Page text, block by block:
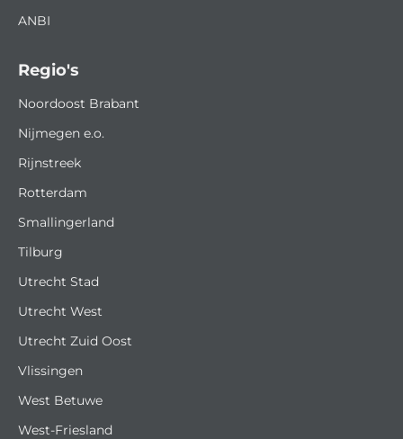
Regio's
Noordoost Brabant
Nijmegen e.o.
Rijnstreek
Rotterdam
Smallingerland
Tilburg
Utrecht Stad
Utrecht West
Utrecht Zuid Oost
Vlissingen
West Betuwe
West-Friesland
ANBI